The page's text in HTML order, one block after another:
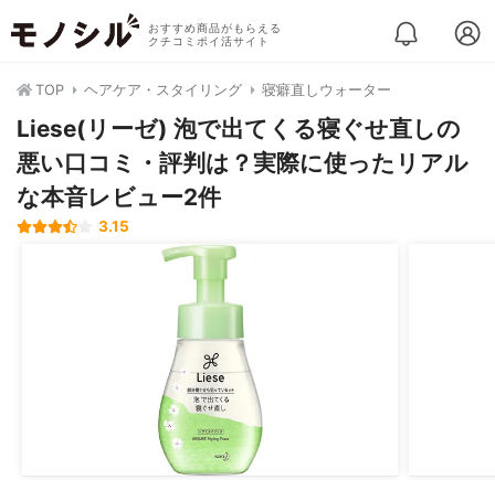
おすすめ商品がもらえる
クチコミポイ活サイト
TOP ヘアケア・スタイリング 寝癖直しウォーター
Liese(リーゼ) 泡で出てくる寝ぐせ直しの
悪い口コミ・評判は？実際に使ったリアル
な本音レビュー2件
3.15